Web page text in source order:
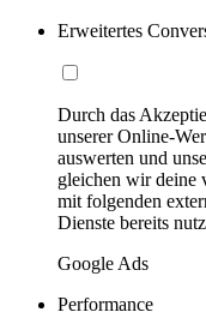
Erweitertes
Durch das
unserer Online-
auswerten und
gleichen wir deine
mit folgenden
Dienste bereits
Google Ads
Performance